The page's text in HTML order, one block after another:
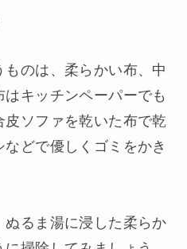
のは、柔らかい布、中
キッチンペーパーでも
ソファを乾いた布で乾
どで優しくゴミをかき
るま湯に浸した柔らか